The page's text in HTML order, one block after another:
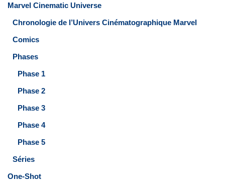
Marvel Cinematic Universe
Chronologie de l’Univers Cinématographique Marvel
Comics
Phases
Phase 1
Phase 2
Phase 3
Phase 4
Phase 5
Séries
One-Shot